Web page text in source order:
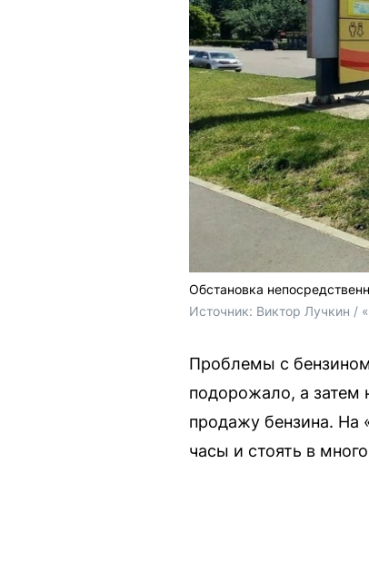
Обстановка
Источник: Виктор Лучкин /
Проблемы с
подорожало, а затем
продажу бензина. На
часы и стоять в